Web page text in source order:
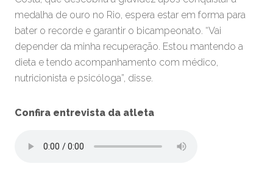
medalha de ouro no Rio, espera estar em forma para
bater o recorde e garantir o bicampeonato. “Vai
depender da minha recuperação. Estou mantendo a
dieta e tendo acompanhamento com médico,
nutricionista e psicóloga”, disse.
Confira entrevista da atleta